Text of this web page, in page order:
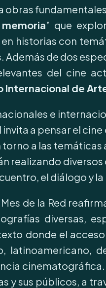
obras
que
historias con
Además de dos
del cine
Internacional de
e
invita a pensar el
a las
realizando
el diálogo y
Mes de la Red
diversas,
donde el
latinoamericano,
cinematográfica.
y sus públicos, a